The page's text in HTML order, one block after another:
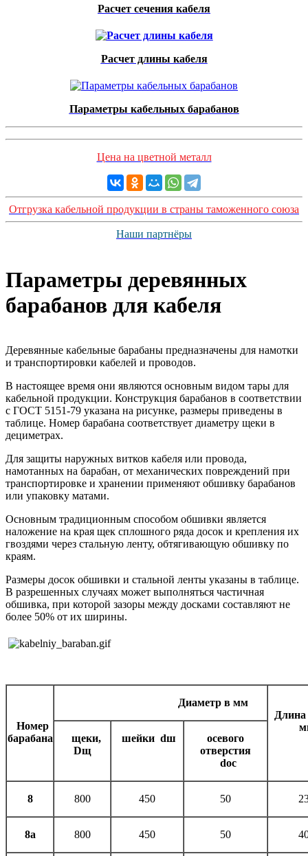
Расчет сечения кабеля
Расчет длины кабеля
Параметры кабельных барабанов
Цена на цветной металл
Отгрузка кабельной продукции в страны таможенного союза
Наши партнёры
Параметры деревянных
барабанов для кабеля
Деревянные кабельные барабаны предназначены для намотки
и транспортировки кабелей и проводов.
В настоящее время они являются основным видом тары для
кабельной продукции. Конструкция барабанов в соответствии
с ГОСТ 5151-79 указана на рисунке, размеры приведены в
таблице. Номер барабана соответствует диаметру щеки в
дециметрах.
Для защиты наружных витков кабеля или провода,
намотанных на барабан, от механических повреждений при
транспортировке и хранении применяют обшивку барабанов
или упаковку матами.
Основным традиционным способом обшивки является
наложение на края щек сплошного ряда досок и крепления их
гвоздями через стальную ленту, обтягивающую обшивку по
краям.
Размеры досок обшивки и стальной ленты указаны в таблице.
В разрешенных случаях может выполняться частичная
обшивка, при которой зазоры между досками составляют не
более 50% от их ширины.
Номер
барабана
Диаметр в мм
щеки,
Dщ
шейки dш
осевого
отверстия
doc
8 800 450 50
8а 800 450 50